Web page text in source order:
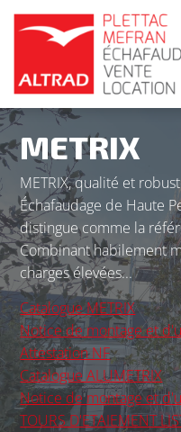
METRIX
METRIX, qualité et
Échafaudage de Haute
distingue comme la
Combinant habilement
charges élevées...
Catalogue METRIX
Notice de montage et
Attestation NF
Catalogue ALUMETRIX
Notice de montage et
TOURS D'ETAIEMENT
Panneau de gestion des